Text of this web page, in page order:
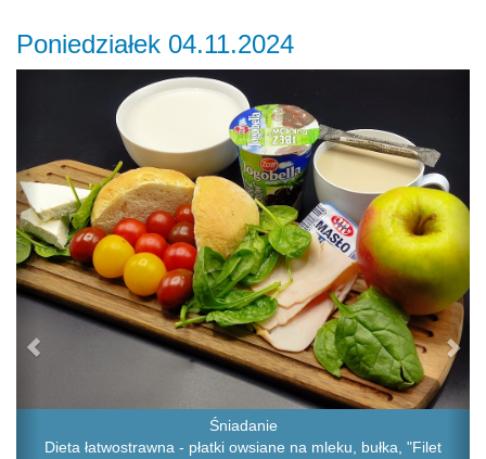
Poniedziałek 04.11.2024
Śniadanie
Dieta łatwostrawna - płatki owsiane na mleku, bułka, "Filet